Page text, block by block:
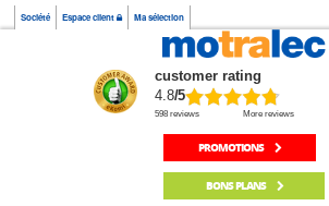
Société Espace client Ma sélection
customer rating
4.8/5
598 reviews More reviews
PROMOTIONS
BONS PLANS